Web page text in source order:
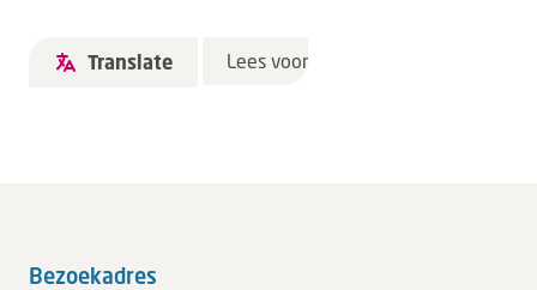
Translate Lees voor
Bezoekadres